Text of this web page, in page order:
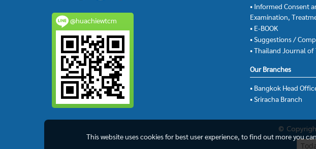
@huachiewtcm
• Informed Consent
Examination,
• E-BOOK
• Suggestions /
• Thailand Journal of
Our Branches
• Bangkok Head
• Sriracha Branch
©
This website uses cookies for best user experience, to find out more you